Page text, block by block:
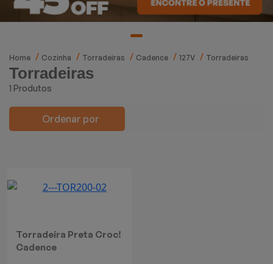
Home Cozinha Torradeiras Cadence 127V Torradeiras
Torradeiras
1 Produtos
Ordenar por
Torradeira Preta Croc!
Cadence
Mixers
Coifas
Panelas Elétricas
Máquina de Waffle